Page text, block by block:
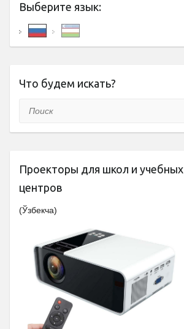
Выберите язык:
Что будем искать?
Поиск
Проекторы для школ и учебных
центров
(Ўзбекча)